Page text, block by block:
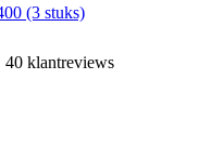
(3 stuks)
40 klantreviews